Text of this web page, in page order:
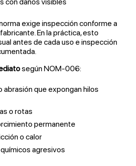
exige inspección conforme a
En la práctica, esto
antes de cada uso e inspección
según NOM-006:
abrasión que expongan hilos
o rotas
permanente
o calor
agresivos